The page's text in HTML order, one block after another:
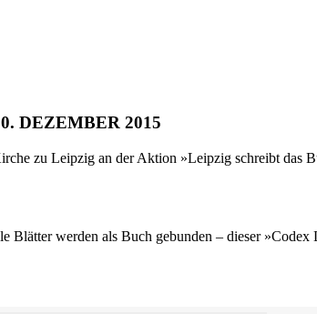
DEZEMBER 2015
zu Leipzig an der Aktion »Leipzig schreibt das
werden als Buch gebunden – dieser